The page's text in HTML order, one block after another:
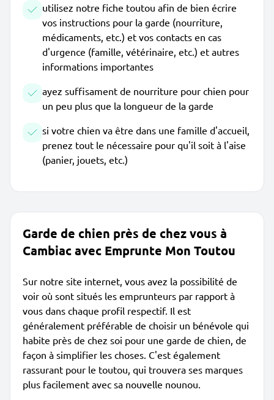
utilisez notre fiche toutou afin de bien écrire
vos instructions pour la garde (nourriture,
médicaments, etc.) et vos contacts en cas
d'urgence (famille, vétérinaire, etc.) et autres
informations importantes
ayez suffisament de nourriture pour chien pour
un peu plus que la longueur de la garde
si votre chien va être dans une famille d'accueil,
prenez tout le nécessaire pour qu'il soit à l'aise
(panier, jouets, etc.)
Garde de chien près de chez vous à
Cambiac avec Emprunte Mon Toutou
Sur notre site internet, vous avez la possibilité de
voir où sont situés les emprunteurs par rapport à
vous dans chaque profil respectif. Il est
généralement préférable de choisir un bénévole qui
habite près de chez soi pour une garde de chien, de
façon à simplifier les choses. C'est également
rassurant pour le toutou, qui trouvera ses marques
plus facilement avec sa nouvelle nounou.